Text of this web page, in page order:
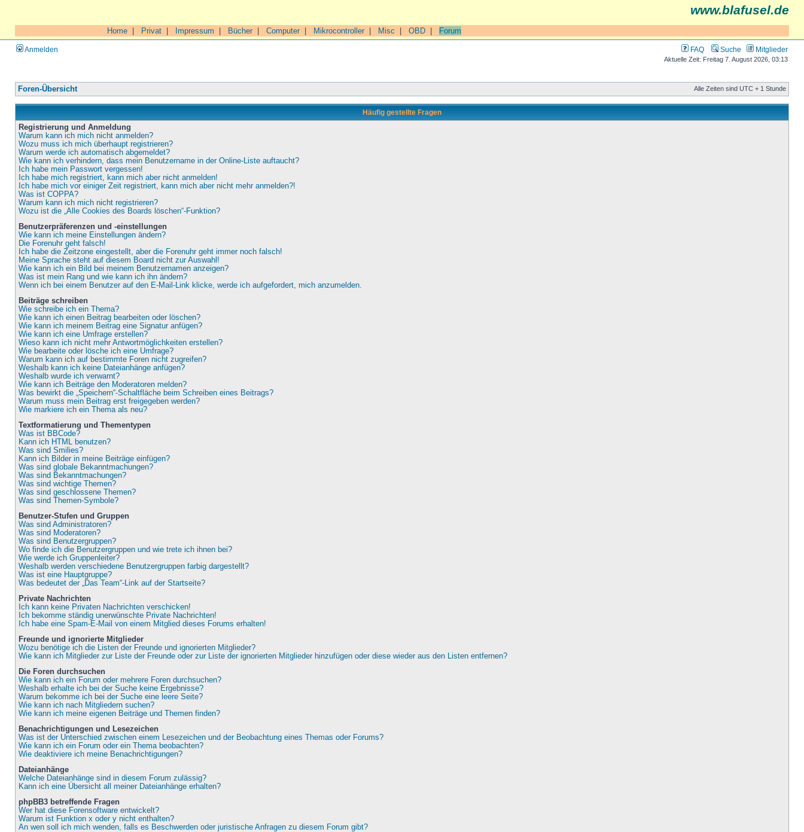
www.blafusel.de
Home Privat Impressum Bücher| Computer| Mikrocontroller| Misc OBD Forum
Anmelden FAQ Suche Mitglieder
Aktuelle Zeit: Freitag 7. August 2026, 03:13
Foren-Übersicht Alle Zeiten sind UTC + 1 Stunde
Häufig gestellte Fragen
Registrierung und Anmeldung
Warum kann ich mich nicht anmelden?
Wozu muss ich mich überhaupt registrieren?
Warum werde ich automatisch abgemeldet?
Wie kann ich verhindern, dass mein Benutzername in der Online-Liste auftaucht?
Ich habe mein Passwort vergessen!
Ich habe mich registriert, kann mich aber nicht anmelden!
Ich habe mich vor einiger Zeit registriert, kann mich aber nicht mehr anmelden?!
Was ist COPPA?
Warum kann ich mich nicht registrieren?
Wozu ist die „Alle Cookies des Boards löschen“-Funktion?
Benutzerpräferenzen und -einstellungen
Wie kann ich meine Einstellungen ändern?
Die Forenuhr geht falsch!
Ich habe die Zeitzone eingestellt, aber die Forenuhr geht immer noch falsch!
Meine Sprache steht auf diesem Board nicht zur Auswahl!
Wie kann ich ein Bild bei meinem Benutzernamen anzeigen?
Was ist mein Rang und wie kann ich ihn ändern?
Wenn ich bei einem Benutzer auf den E-Mail-Link klicke, werde ich aufgefordert, mich anzumelden.
Beiträge schreiben
Wie schreibe ich ein Thema?
Wie kann ich einen Beitrag bearbeiten oder löschen?
Wie kann ich meinem Beitrag eine Signatur anfügen?
Wie kann ich eine Umfrage erstellen?
Wieso kann ich nicht mehr Antwortmöglichkeiten erstellen?
Wie bearbeite oder lösche ich eine Umfrage?
Warum kann ich auf bestimmte Foren nicht zugreifen?
Weshalb kann ich keine Dateianhänge anfügen?
Weshalb wurde ich verwarnt?
Wie kann ich Beiträge den Moderatoren melden?
Was bewirkt die „Speichern“-Schaltfläche beim Schreiben eines Beitrags?
Warum muss mein Beitrag erst freigegeben werden?
Wie markiere ich ein Thema als neu?
Textformatierung und Thementypen
Was ist BBCode?
Kann ich HTML benutzen?
Was sind Smilies?
Kann ich Bilder in meine Beiträge einfügen?
Was sind globale Bekanntmachungen?
Was sind Bekanntmachungen?
Was sind wichtige Themen?
Was sind geschlossene Themen?
Was sind Themen-Symbole?
Benutzer-Stufen und Gruppen
Was sind Administratoren?
Was sind Moderatoren?
Was sind Benutzergruppen?
Wo finde ich die Benutzergruppen und wie trete ich ihnen bei?
Wie werde ich Gruppenleiter?
Weshalb werden verschiedene Benutzergruppen farbig dargestellt?
Was ist eine Hauptgruppe?
Was bedeutet der „Das Team“-Link auf der Startseite?
Private Nachrichten
Ich kann keine Privaten Nachrichten verschicken!
Ich bekomme ständig unerwünschte Private Nachrichten!
Ich habe eine Spam-E-Mail von einem Mitglied dieses Forums erhalten!
Freunde und ignorierte Mitglieder
Wozu benötige ich die Listen der Freunde und ignorierten Mitglieder?
Wie kann ich Mitglieder zur Liste der Freunde oder zur Liste der ignorierten Mitglieder hinzufügen oder diese wieder aus den Listen entfernen?
Die Foren durchsuchen
Wie kann ich ein Forum oder mehrere Foren durchsuchen?
Weshalb erhalte ich bei der Suche keine Ergebnisse?
Warum bekomme ich bei der Suche eine leere Seite?
Wie kann ich nach Mitgliedern suchen?
Wie kann ich meine eigenen Beiträge und Themen finden?
Benachrichtigungen und Lesezeichen
Was ist der Unterschied zwischen einem Lesezeichen und der Beobachtung eines Themas oder Forums?
Wie kann ich ein Forum oder ein Thema beobachten?
Wie deaktiviere ich meine Benachrichtigungen?
Dateianhänge
Welche Dateianhänge sind in diesem Forum zulässig?
Kann ich eine Übersicht all meiner Dateianhänge erhalten?
phpBB3 betreffende Fragen
Wer hat diese Forensoftware entwickelt?
Warum ist Funktion x oder y nicht enthalten?
An wen soll ich mich wenden, falls es Beschwerden oder juristische Anfragen zu diesem Forum gibt?